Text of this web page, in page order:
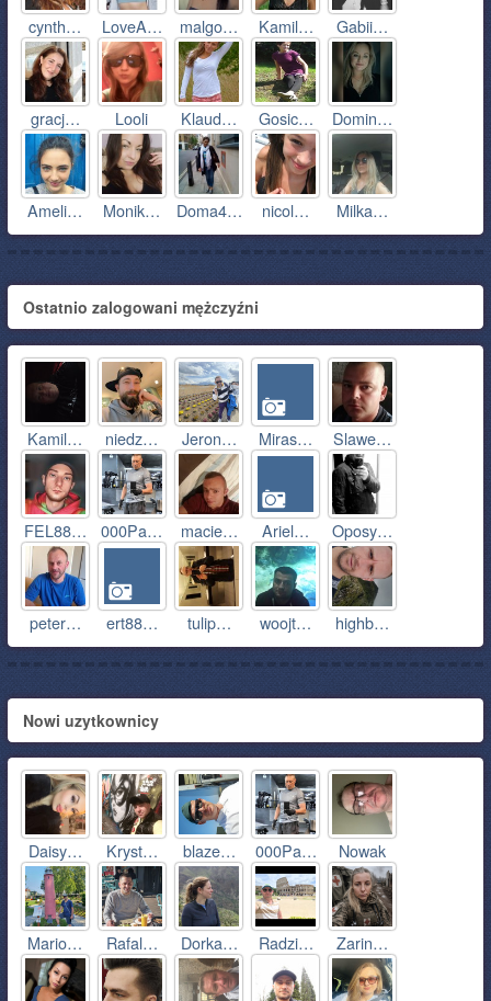
cynth… LoveA… malgo… Kamil… Gabii…
gracj… Looli Klaud… Gosic… Domin…
Ameli… Monik… Doma4… nicol… Milka…
Ostatnio zalogowani mężczyźni
Kamil… niedz… Jeron… Miras… Slawe…
FEL88… 000Pa… macie… Ariel… Oposy…
peter… ert88… tulip… woojt… highb…
Nowi uzytkownicy
Daisy… Kryst… blaze… 000Pa… Nowak
Mario… Rafal… Dorka… Radzi… Zarin…